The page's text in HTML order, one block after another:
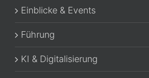
Einblicke & Events
Führung
KI & Digitalisierung